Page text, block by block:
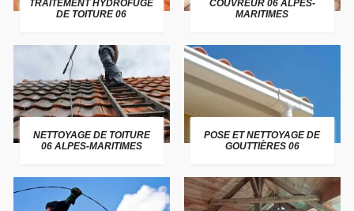
TRAITEMENT HYDROFUGE
DE TOITURE 06
COUVREUR 06 ALPES-
MARITIMES
NETTOYAGE DE TOITURE
06 ALPES-MARITIMES
POSE ET NETTOYAGE DE
GOUTTIÈRES 06